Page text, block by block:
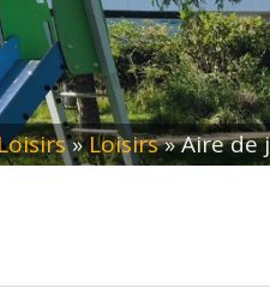
»Loisirs»Aire de